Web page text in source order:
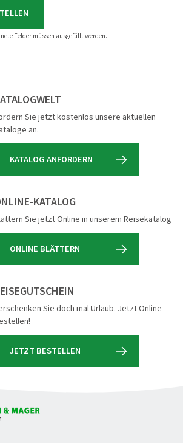
Felder müssen ausgefüllt werden.
Sie jetzt kostenlos unsere aktuellen
an.
KATALOG ANFORDERN
KATALOG
Sie jetzt Online in unserem Reisekatalog
ONLINE BLÄTTERN
Sie doch mal Urlaub. Jetzt Online
JETZT BESTELLEN